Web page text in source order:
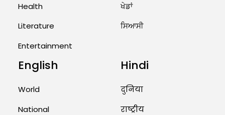
US Advises Citizens to Leave
West Asia: Hints of Major
Military Attack...
August 2, 2026 11:04 AM
Marry Twin Brothers in Kerala;
Priests Conducting Rituals...
August 1, 2026 11:24 AM
Health
Literature
Entertainment
ਖੇਡਾਂ
ਸਿਆਸੀ
English
World
National
Hindi
दुनिया
राष्ट्रीय